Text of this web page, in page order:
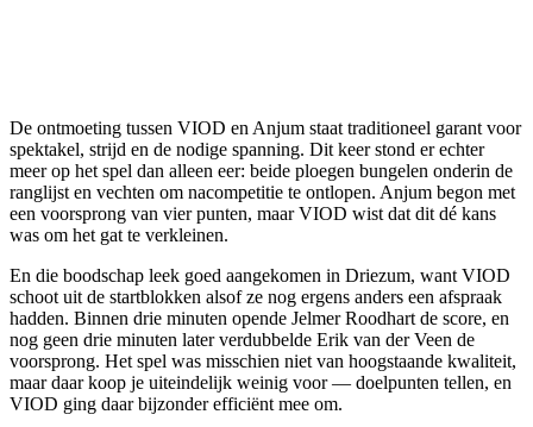
De ontmoeting tussen VIOD en Anjum staat traditioneel garant voor
spektakel, strijd en de nodige spanning. Dit keer stond er echter
meer op het spel dan alleen eer: beide ploegen bungelen onderin de
ranglijst en vechten om nacompetitie te ontlopen. Anjum begon met
een voorsprong van vier punten, maar VIOD wist dat dit dé kans
was om het gat te verkleinen.
En die boodschap leek goed aangekomen in Driezum, want VIOD
schoot uit de startblokken alsof ze nog ergens anders een afspraak
hadden. Binnen drie minuten opende Jelmer Roodhart de score, en
nog geen drie minuten later verdubbelde Erik van der Veen de
voorsprong. Het spel was misschien niet van hoogstaande kwaliteit,
maar daar koop je uiteindelijk weinig voor — doelpunten tellen, en
VIOD ging daar bijzonder efficiënt mee om.